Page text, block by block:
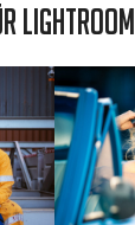
Lightroom